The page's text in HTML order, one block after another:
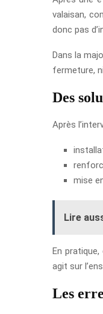
valaisan,
donc pas
Dans la
fermeture,
Des
Après
mise
Lire
En
agit sur
Les